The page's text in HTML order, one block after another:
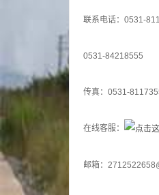
联系电话：0531-
0531-84218555
传真：0531-
在线客服：
邮箱：